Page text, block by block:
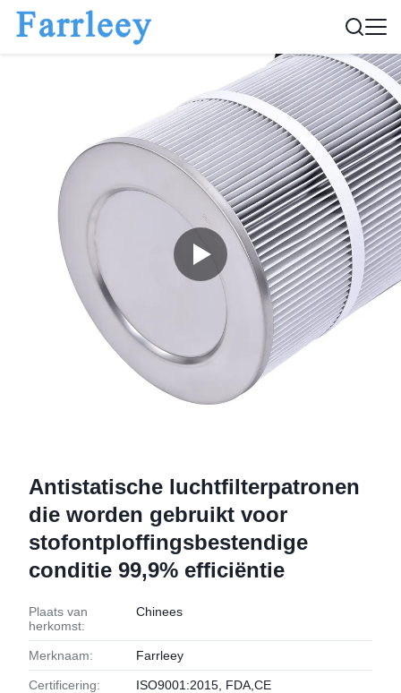
Antistatische luchtfilterpatronen
die worden gebruikt voor
stofontploffingsbestendige
conditie 99,9% efficiëntie
Plaats van
herkomst:
Chinees
Merknaam: Farrleey
Certificering: ISO9001:2015, FDA,CE